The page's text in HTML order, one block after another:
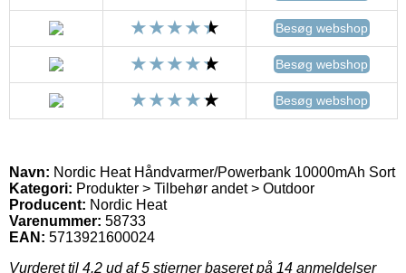
Besøg webshop
Besøg webshop
Besøg webshop
Navn: Nordic Heat Håndvarmer/Powerbank 10000mAh Sort
Kategori: Produkter > Tilbehør andet > Outdoor
Producent: Nordic Heat
Varenummer: 58733
EAN: 5713921600024
Vurderet til 4.2 ud af 5 stjerner baseret på 14 anmeldelser